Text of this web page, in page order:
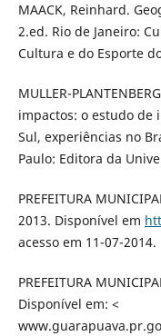
MAACK, Reinhard.
2.ed. Rio de Janeiro:
Cultura e do Esporte
MULLER-
impactos: o estudo de
Sul, experiências no
Paulo: Editora da
PREFEITURA
2013. Disponível em
acesso em 11-07-2014.
PREFEITURA
Disponível em: <